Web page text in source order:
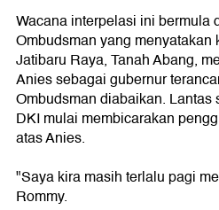
Wacana interpelasi ini bermula
Ombudsman yang
Jatibaru Raya, Tanah Abang,
Anies sebagai gubernur
Ombudsman diabaikan.
DKI mulai membicarakan
atas Anies.
"Saya kira masih terlalu pagi
Rommy.